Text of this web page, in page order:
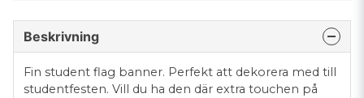
Beskrivning
Fin student flag banner. Perfekt att dekorera med till
studentfesten. Vill du ha den där extra touchen på